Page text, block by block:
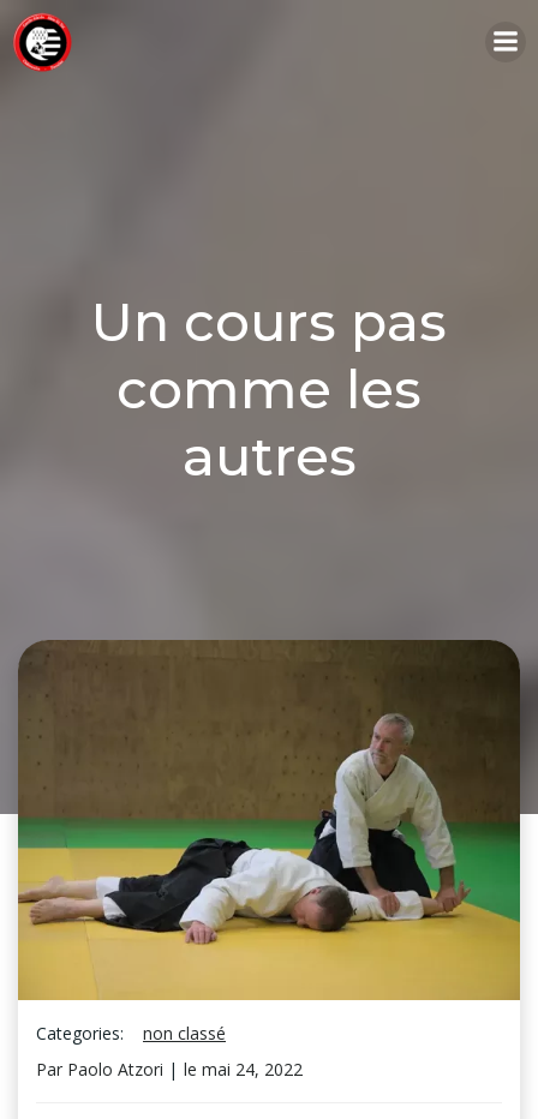
Un cours pas
comme les
autres
Categories:
non classé
Par Paolo Atzori | le mai 24, 2022